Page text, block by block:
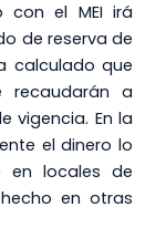
con el MEI irá
de reserva de
calculado que
recaudarán a
vigencia. En la
el dinero lo
en locales de
en otras